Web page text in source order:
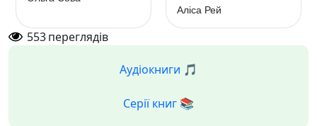
Аліса Рей
553переглядів
Аудіокниги 🎵
Серії книг 📚